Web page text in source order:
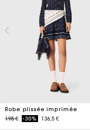
Robe plissée imprimée
Price reduced from
195 €to-30% 136,5 €